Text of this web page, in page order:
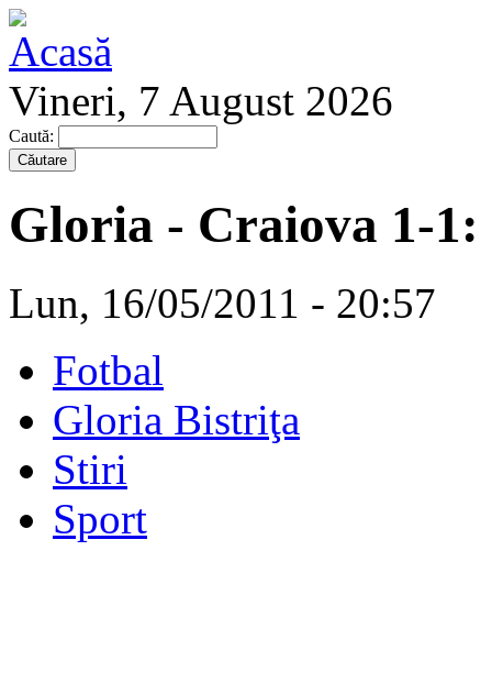
Vineri, 7 August 2026
Caută:
Gloria - Craiova 1-
Lun, 16/05/2011 - 20:57
Fotbal
Gloria Bistriţa
Stiri
Sport